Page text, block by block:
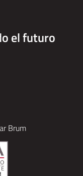
el futuro
Brum